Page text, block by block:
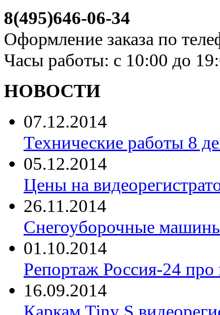
8(495)646-06-34
Оформление заказа по
Часы работы: с 10:00 до
НОВОСТИ
07.12.2014
Технические работы 8
05.12.2014
Цены на
26.11.2014
Снегоуборочные машины
01.10.2014
Репортаж Россия-24 про
16.09.2014